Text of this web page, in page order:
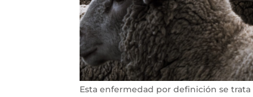
Esta enfermedad por definición se